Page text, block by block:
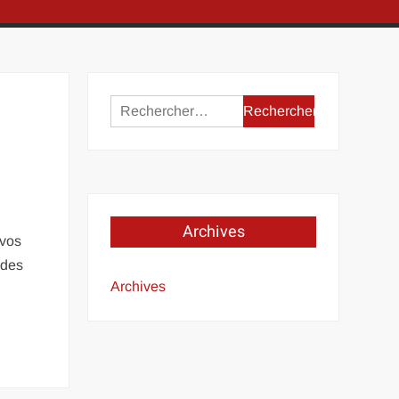
Rechercher :
Archives
Archives